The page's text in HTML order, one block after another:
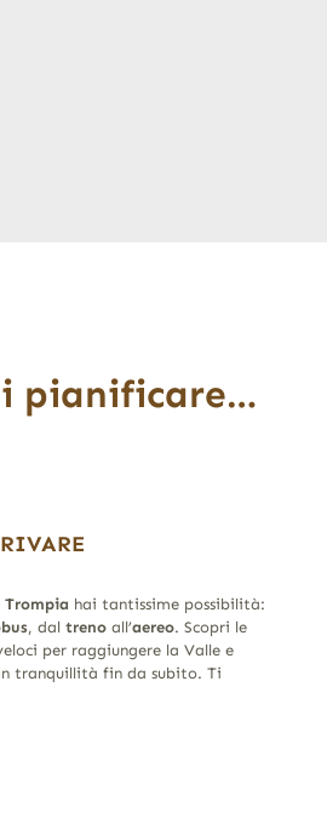
pianificare…
Trompia hai tantissime possibilità:
, dal trenoall’aereo. Scopri le
per raggiungere la Valle e
tranquillità fin da subito. Ti